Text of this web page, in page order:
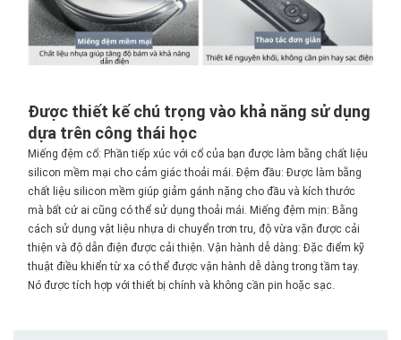
Được thiết kế chú trọng vào khả năng sử dụng
dựa trên công thái học
Miếng đệm cổ: Phần tiếp xúc với cổ của bạn được làm bằng chất liệu
silicon mềm mại cho cảm giác thoải mái. Đệm đầu: Được làm bằng
chất liệu silicon mềm giúp giảm gánh nặng cho đầu và kích thước
mà bất cứ ai cũng có thể sử dụng thoải mái. Miếng đệm mịn: Bằng
cách sử dụng vật liệu nhựa di chuyển trơn tru, độ vừa vặn được cải
thiện và độ dẫn điện được cải thiện. Vận hành dễ dàng: Đặc điểm kỹ
thuật điều khiển từ xa có thể được vận hành dễ dàng trong tầm tay.
Nó được tích hợp với thiết bị chính và không cần pin hoặc sạc.